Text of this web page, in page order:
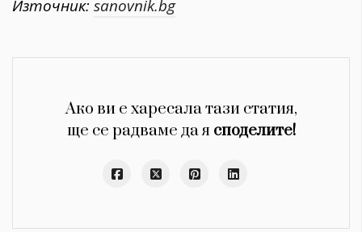
Източник: sanovnik.bg
Ако ви е харесала тази статия,
ще се радваме да я споделите!